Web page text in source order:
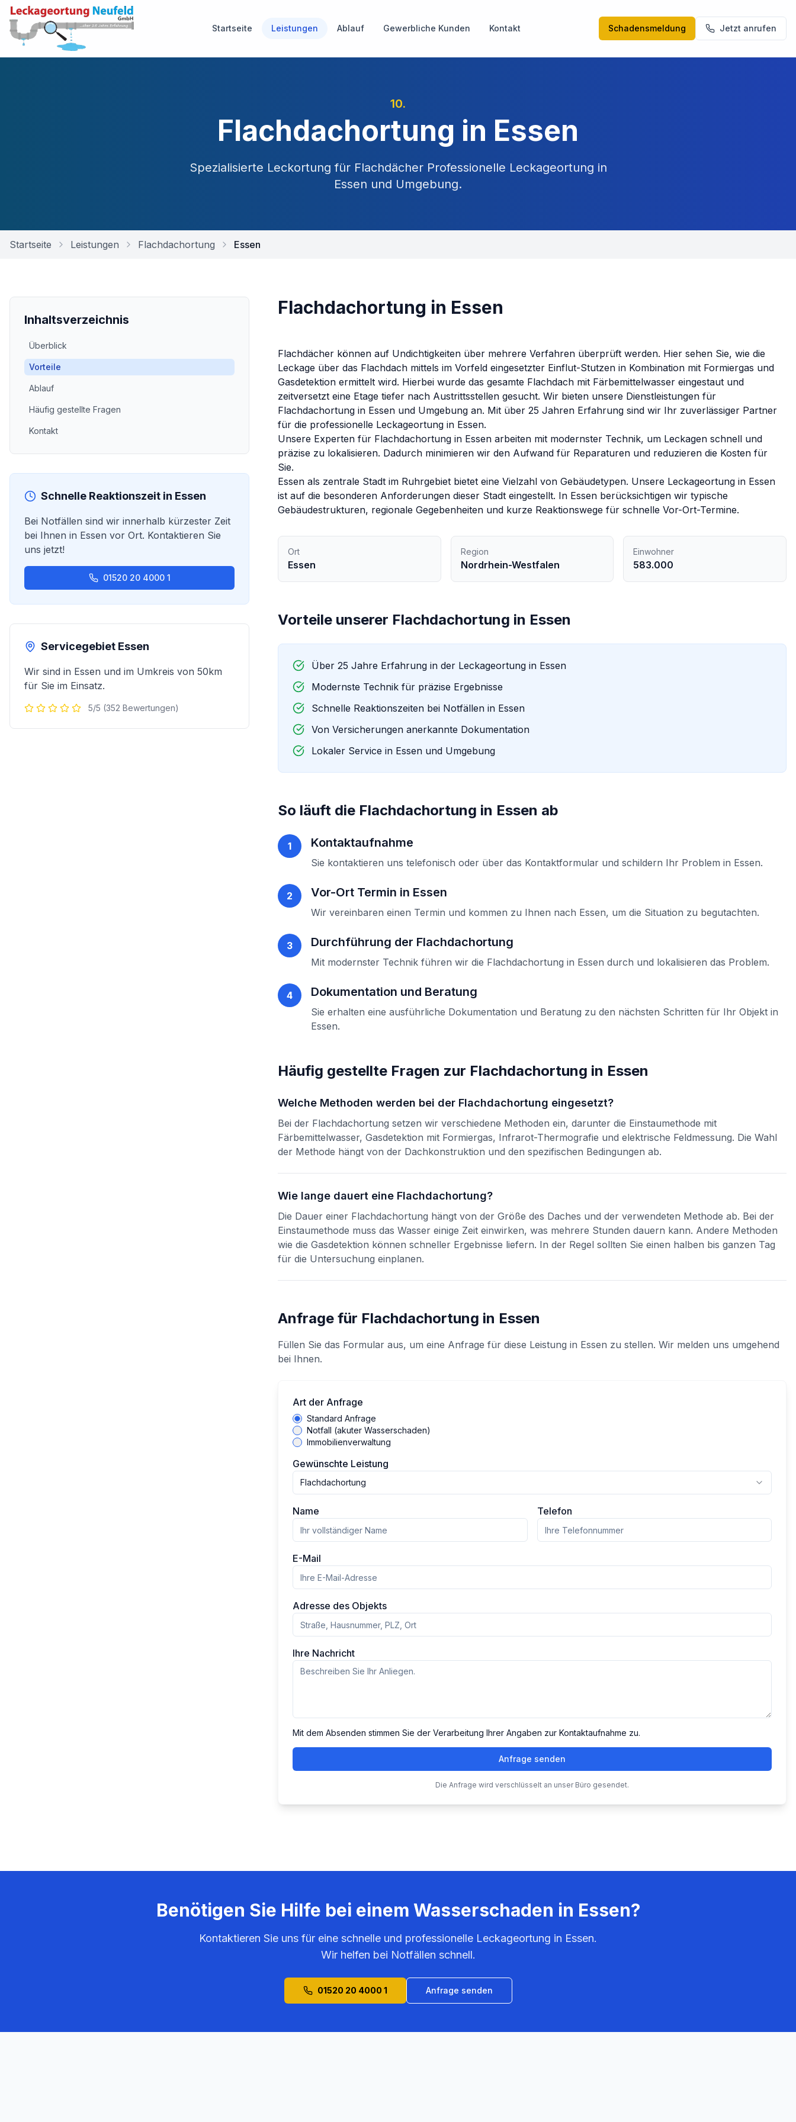
Startseite Leistungen Ablauf Gewerbliche Kunden Kontakt Schadensmeldung Jetzt anrufen
10.
Flachdachortung in Essen
Spezialisierte Leckortung für FlachdächerProfessionelle Leckageortung in
Essen und Umgebung.
Startseite Leistungen Flachdachortung Essen
Inhaltsverzeichnis
Überblick
Vorteile
Ablauf
Häufig gestellte Fragen
Kontakt
Schnelle Reaktionszeit in Essen
Bei Notfällen sind wir innerhalb kürzester Zeit
bei Ihnen in Essen vor Ort. Kontaktieren Sie
uns jetzt!
01520 20 4000 1
Servicegebiet Essen
Wir sind in Essen und im Umkreis von 50km
für Sie im Einsatz.
5/5 (352 Bewertungen)
Flachdachortung in Essen
Flachdächer können auf Undichtigkeiten über mehrere Verfahren überprüft werden. Hier sehen Sie, wie die
Leckage über das Flachdach mittels im Vorfeld eingesetzter Einflut-Stutzen in Kombination mit Formiergas und
Gasdetektion ermittelt wird. Hierbei wurde das gesamte Flachdach mit Färbemittelwasser eingestaut und
zeitversetzt eine Etage tiefer nach Austrittsstellen gesucht. Wir bieten unsere Dienstleistungen für
Flachdachortung in Essen und Umgebung an. Mit über 25 Jahren Erfahrung sind wir Ihr zuverlässiger Partner
für die professionelle Leckageortung in Essen.
Unsere Experten für Flachdachortung in Essen arbeiten mit modernster Technik, um Leckagen schnell und
präzise zu lokalisieren. Dadurch minimieren wir den Aufwand für Reparaturen und reduzieren die Kosten für
Sie.
Essen als zentrale Stadt im Ruhrgebiet bietet eine Vielzahl von Gebäudetypen. Unsere Leckageortung in Essen
ist auf die besonderen Anforderungen dieser Stadt eingestellt. In Essen berücksichtigen wir typische
Gebäudestrukturen, regionale Gegebenheiten und kurze Reaktionswege für schnelle Vor-Ort-Termine.
Ort
Essen
Region
Nordrhein-Westfalen
Einwohner
583.000
Vorteile unserer Flachdachortung in Essen
Über 25 Jahre Erfahrung in der Leckageortung in Essen
Modernste Technik für präzise Ergebnisse
Schnelle Reaktionszeiten bei Notfällen in Essen
Von Versicherungen anerkannte Dokumentation
Lokaler Service in Essen und Umgebung
So läuft die Flachdachortung in Essen ab
1 Kontaktaufnahme
Sie kontaktieren uns telefonisch oder über das Kontaktformular und schildern Ihr Problem in Essen.
2 Vor-Ort Termin in Essen
Wir vereinbaren einen Termin und kommen zu Ihnen nach Essen, um die Situation zu begutachten.
3 Durchführung der Flachdachortung
Mit modernster Technik führen wir die Flachdachortung in Essen durch und lokalisieren das Problem.
4 Dokumentation und Beratung
Sie erhalten eine ausführliche Dokumentation und Beratung zu den nächsten Schritten für Ihr Objekt in
Essen.
Häufig gestellte Fragen zur Flachdachortung in Essen
Welche Methoden werden bei der Flachdachortung eingesetzt?
Bei der Flachdachortung setzen wir verschiedene Methoden ein, darunter die Einstaumethode mit
Färbemittelwasser, Gasdetektion mit Formiergas, Infrarot-Thermografie und elektrische Feldmessung. Die Wahl
der Methode hängt von der Dachkonstruktion und den spezifischen Bedingungen ab.
Wie lange dauert eine Flachdachortung?
Die Dauer einer Flachdachortung hängt von der Größe des Daches und der verwendeten Methode ab. Bei der
Einstaumethode muss das Wasser einige Zeit einwirken, was mehrere Stunden dauern kann. Andere Methoden
wie die Gasdetektion können schneller Ergebnisse liefern. In der Regel sollten Sie einen halben bis ganzen Tag
für die Untersuchung einplanen.
Anfrage für Flachdachortung in Essen
Füllen Sie das Formular aus, um eine Anfrage für diese Leistung in Essen zu stellen. Wir melden uns umgehend
bei Ihnen.
Art der Anfrage
Standard Anfrage
Notfall (akuter Wasserschaden)
Immobilienverwaltung
Gewünschte Leistung
Flachdachortung
Name Telefon
E-Mail
Adresse des Objekts
Ihre Nachricht
Mit dem Absenden stimmen Sie der Verarbeitung Ihrer Angaben zur Kontaktaufnahme zu.
Anfrage senden
Die Anfrage wird verschlüsselt an unser Büro gesendet.
Benötigen Sie Hilfe bei einem Wasserschaden in Essen?
Kontaktieren Sie uns für eine schnelle und professionelle Leckageortung in Essen.
Wir helfen bei Notfällen schnell.
01520 20 4000 1 Anfrage senden